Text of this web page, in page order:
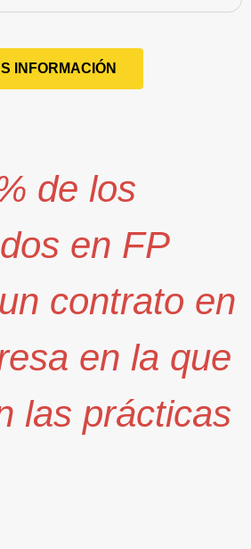
INFORMACIÓN
de los
en FP
contrato en
en la que
las prácticas